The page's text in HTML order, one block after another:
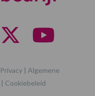
Privacy | Algemene
| Cookiebeleid